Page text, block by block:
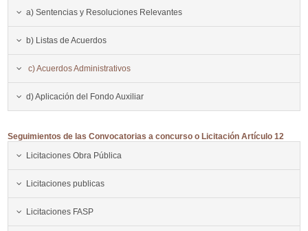
a) Sentencias y Resoluciones Relevantes
b) Listas de Acuerdos
c) Acuerdos Administrativos
d) Aplicación del Fondo Auxiliar
Seguimientos de las Convocatorias a concurso o Licitación Artículo 12
Licitaciones Obra Pública
Licitaciones publicas
Licitaciones FASP